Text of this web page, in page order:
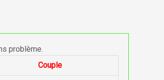
problème.
Couple